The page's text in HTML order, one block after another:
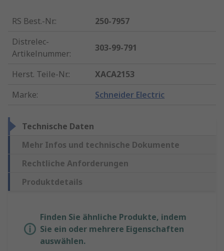
RS Best.-Nr.:
250-7957
Distrelec-
Artikelnummer:
303-99-791
Herst. Teile-Nr.:
XACA2153
Marke: Schneider Electric
Technische Daten
Mehr Infos und technische Dokumente
Rechtliche Anforderungen
Produktdetails
Finden Sie ähnliche Produkte, indem
Sie ein oder mehrere Eigenschaften
auswählen.